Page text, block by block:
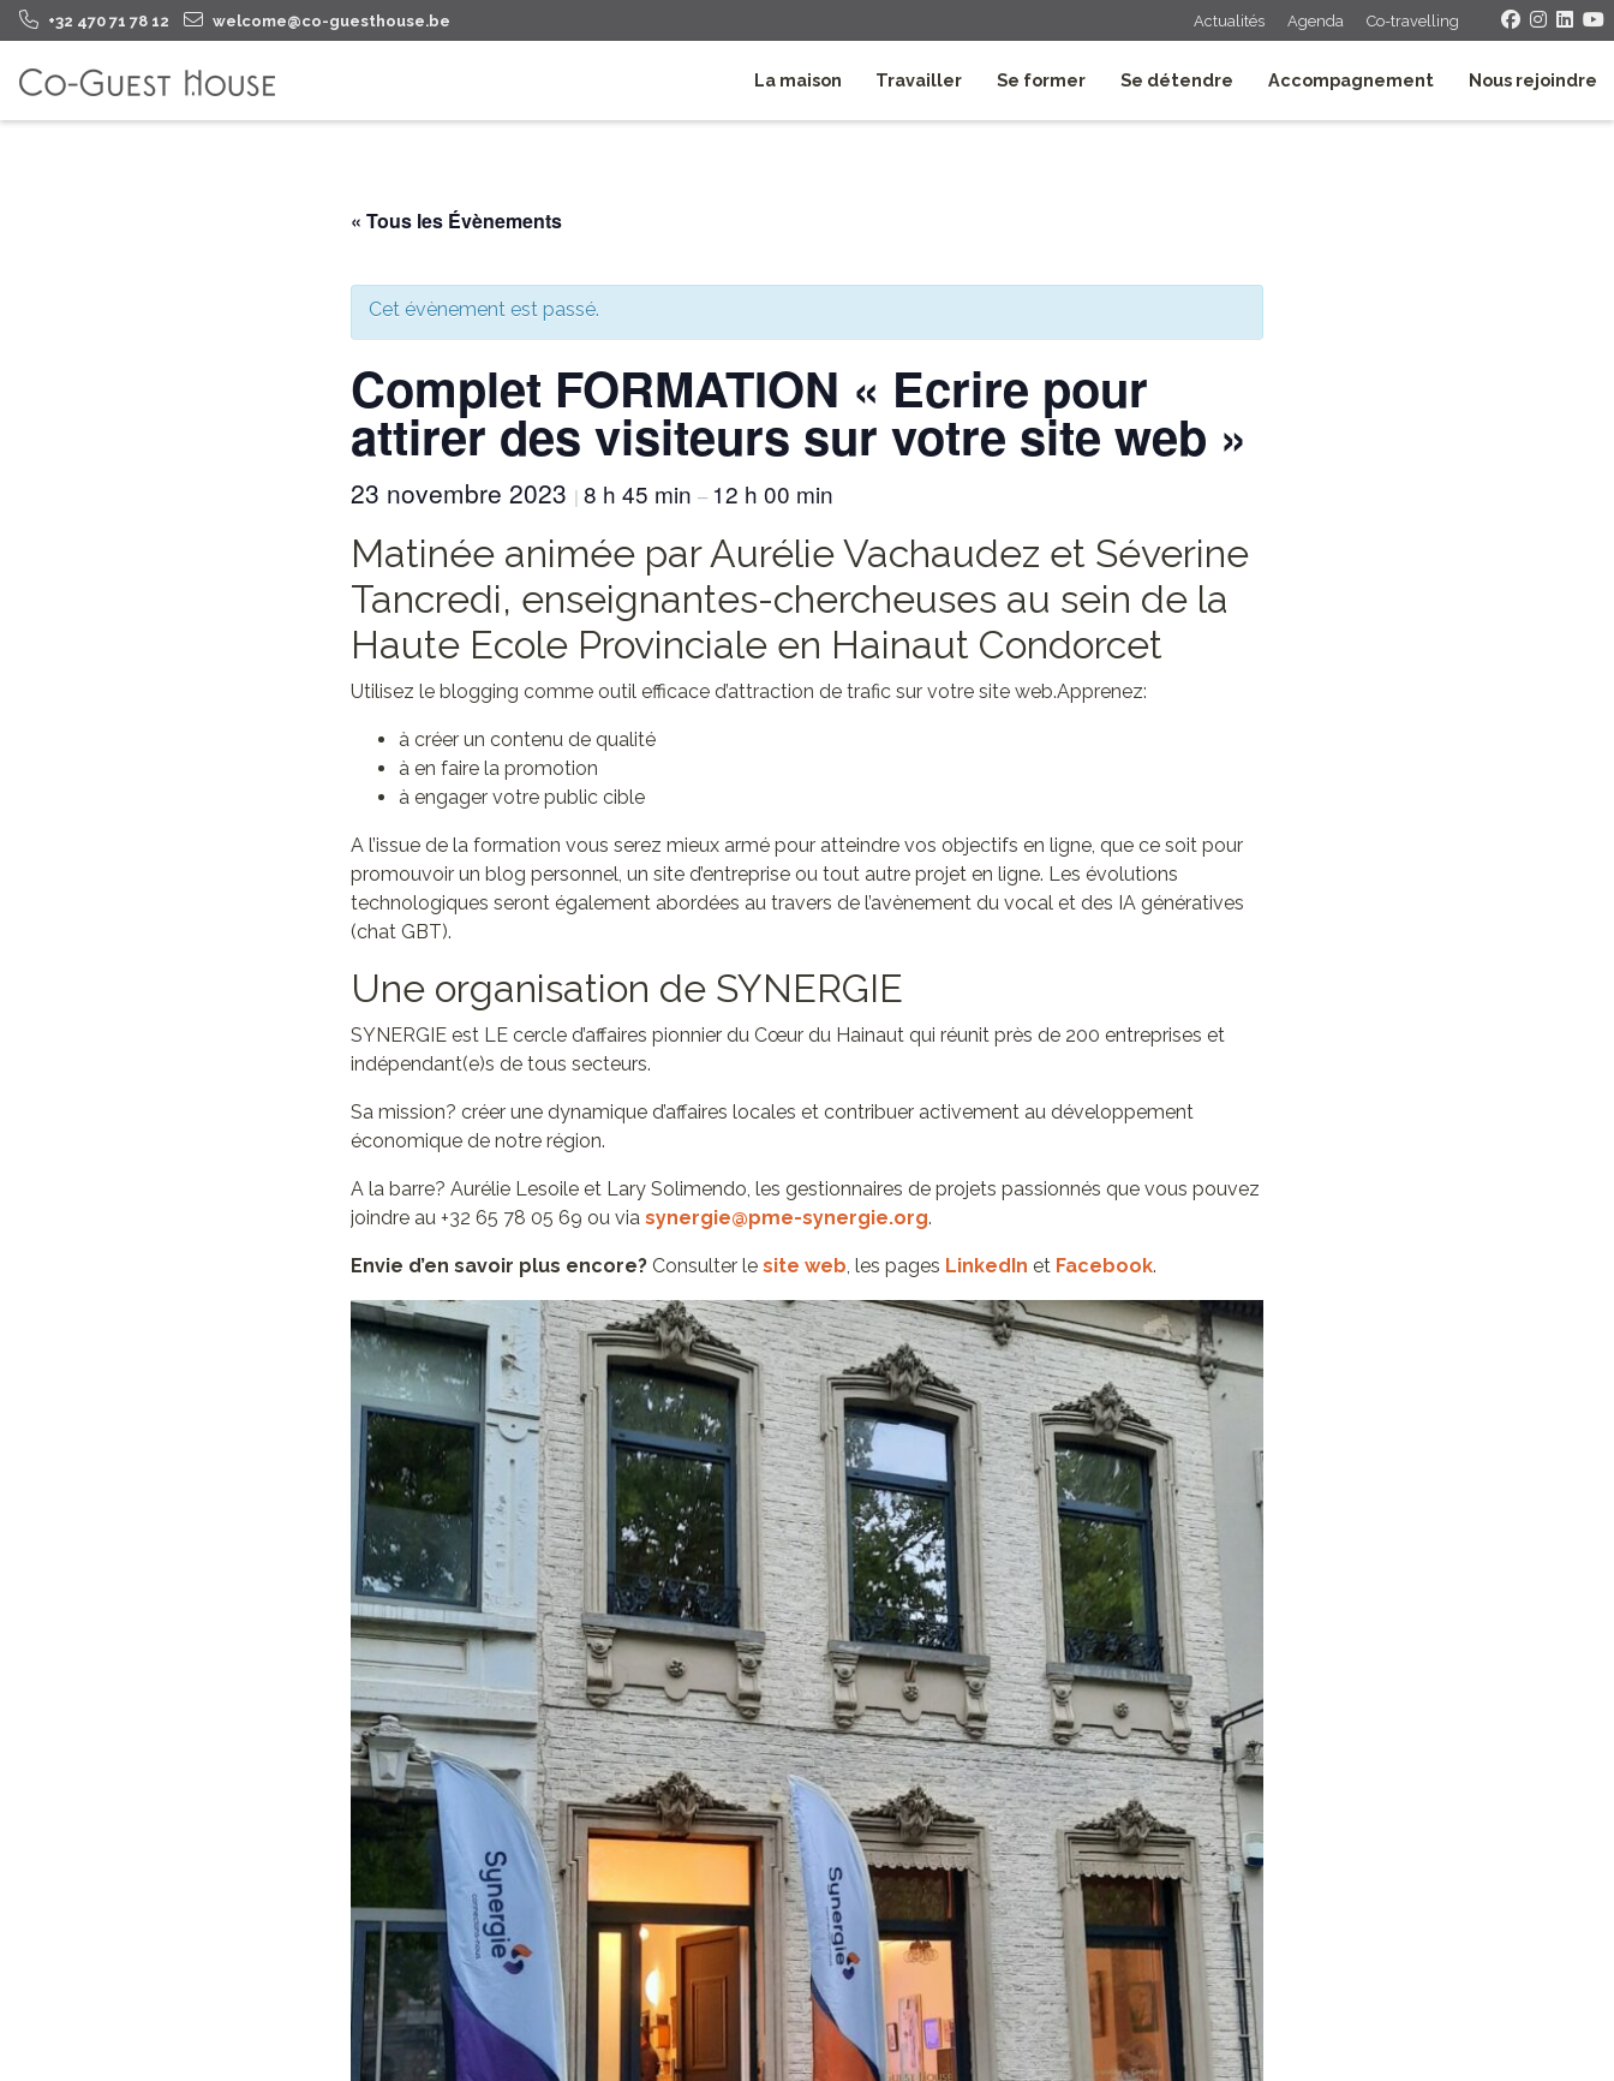
+32 470 71 78 12 welcome@co-guesthouse.be Actualités Agenda Co-travelling
La maison Travailler Se former Se détendre Accompagnement Nous rejoindre
« Tous les Évènements
Cet évènement est passé.
Complet FORMATION « Ecrire pour
attirer des visiteurs sur votre site web »
23 novembre 2023 | 8 h 45 min – 12 h 00 min
Matinée animée par Aurélie Vachaudez et Séverine
Tancredi, enseignantes-chercheuses au sein de la
Haute Ecole Provinciale en Hainaut Condorcet
Utilisez le blogging comme outil efficace d’attraction de trafic sur votre site web.Apprenez:
à créer un contenu de qualité
à en faire la promotion
à engager votre public cible
A l’issue de la formation vous serez mieux armé pour atteindre vos objectifs en ligne, que ce soit pour
promouvoir un blog personnel, un site d’entreprise ou tout autre projet en ligne. Les évolutions
technologiques seront également abordées au travers de l’avènement du vocal et des IA génératives
(chat GBT).
Une organisation de SYNERGIE
SYNERGIE est LE cercle d’affaires pionnier du Cœur du Hainaut qui réunit près de 200 entreprises et
indépendant(e)s de tous secteurs.
Sa mission? créer une dynamique d’affaires locales et contribuer activement au développement
économique de notre région.
A la barre? Aurélie Lesoile et Lary Solimendo, les gestionnaires de projets passionnés que vous pouvez
joindre au +32 65 78 05 69 ou via synergie@pme-synergie.org.
Envie d’en savoir plus encore? Consulter le site web, les pages LinkedIn et Facebook.